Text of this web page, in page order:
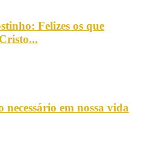
Felizes os que
em nossa vida